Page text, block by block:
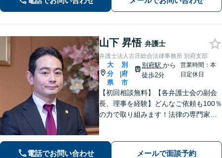
【休日面談可】
山下 昇悟 弁護士
弁護士法人古庄総合法律事務所 別府支部
大
分
県
|
別
府
市
別府駅から
徒歩2分
営業時間：本
日定休日
【初回相談無料】【各弁護士会の副会
長、理事を経験】どんなご依頼も100％
の力で取り組みます！法律の専門家と
拠点ある地域密着型の事務所】
電話でお問い合わせ メールで面談予約